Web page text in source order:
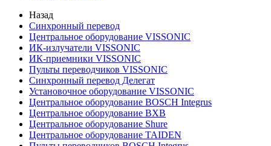
Назад
Синхронный перевод
Центральное оборудование VISSONIC
ИК-излучатели VISSONIC
ИК-приемники VISSONIC
Пульты переводчиков VISSONIC
Синхронный перевод Делегат
Установочное оборудование VISSONIC
Центральное оборудование BOSCH Integrus
Центральное оборудование BXB
Центральное оборудование Shure
Центральное оборудование TAIDEN